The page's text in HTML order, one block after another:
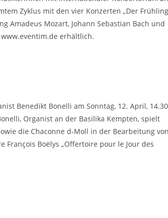
Zyklus mit den vier Konzerten „Der
Amadeus Mozart, Johann Sebastian Bach und
erhältlich.
Benedikt Bonelli am Sonntag, 12. April, 14.30
Organist an der Basilika Kempten, spielt
die Chaconne d-Moll in der Bearbeitung
François Boëlys „Offertoire pour le Jour des